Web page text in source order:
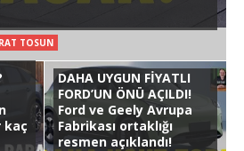
TOSUN
kaç
DAHA UYGUN FİYATLI
FORD’UN ÖNÜ AÇILDI!
Ford ve Geely Avrupa
Fabrikası ortaklığı
resmen açıklandı!